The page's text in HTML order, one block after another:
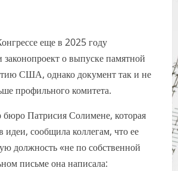
еще в 2025 году
законопроект о выпуске памятной
США, однако документ так и не
профильного комитета.
Патрисия Солимене, которая
идеи, сообщила коллегам, что ее
должность «не по собственной
письме она написала: